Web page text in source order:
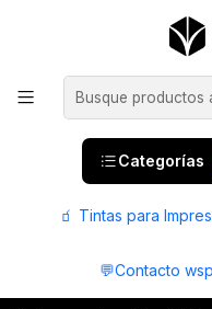
Categorías
🧃 Tintas para
💬Contacto wsp